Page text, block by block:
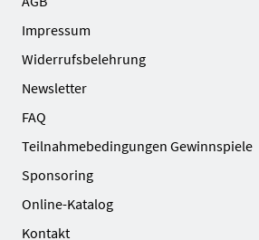
Impressum
Widerrufsbelehrung
Newsletter
FAQ
Teilnahmebedingungen Gewinnspiele
Sponsoring
Online-Katalog
Kontakt